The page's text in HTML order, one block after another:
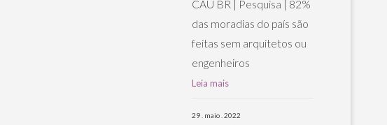
CAU BR | Pesquisa | 82%
das moradias do país são
feitas sem arquitetos ou
engenheiros
Leia mais
29 . maio . 2022